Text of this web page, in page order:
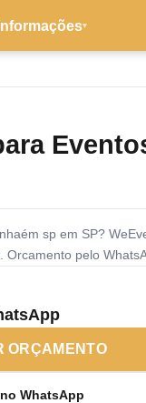
Informações▾
sp em SP?
pelo
ORÇAMENTO
WhatsApp